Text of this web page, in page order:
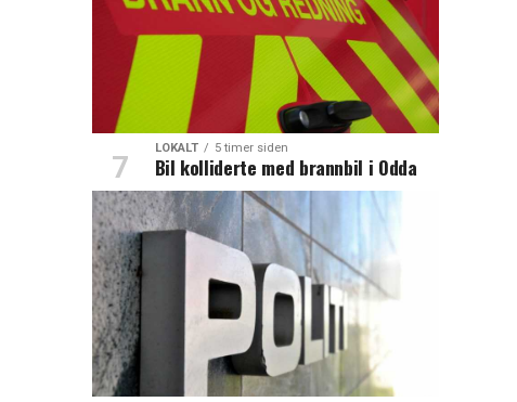
LOKALT 5 timer siden
Bil kolliderte med brannbil i Odda